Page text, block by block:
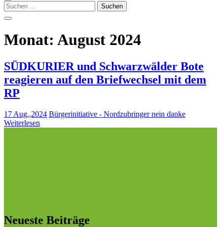
Suchen
nach:
Monat: August 2024
SÜDKURIER und Schwarzwälder Bote
reagieren auf den Briefwechsel mit dem
RP
17 Aug.,2024 Bürgerinitiative - Nordzubringer nein danke
Weiterlesen
Neueste Beiträge